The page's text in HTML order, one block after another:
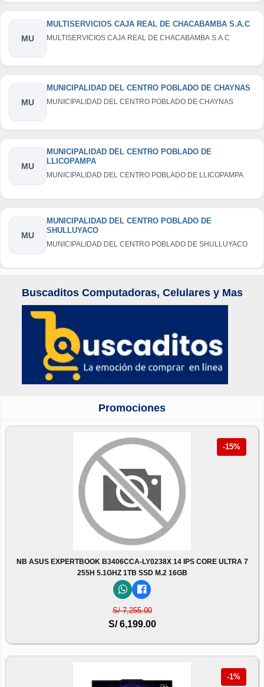
MU
MULTISERVICIOS CAJA REAL DE CHACABAMBA S.A.C
MULTISERVICIOS CAJA REAL DE CHACABAMBA S.A.C
MU
MUNICIPALIDAD DEL CENTRO POBLADO DE CHAYNAS
MUNICIPALIDAD DEL CENTRO POBLADO DE CHAYNAS
MU
MUNICIPALIDAD DEL CENTRO POBLADO DE
LLICOPAMPA
MUNICIPALIDAD DEL CENTRO POBLADO DE LLICOPAMPA
MU
MUNICIPALIDAD DEL CENTRO POBLADO DE
SHULLUYACO
MUNICIPALIDAD DEL CENTRO POBLADO DE SHULLUYACO
Buscaditos Computadoras, Celulares y Mas
Promociones
-15%
NB ASUS EXPERTBOOK B3406CCA-LY0238X 14 IPS CORE ULTRA 7
255H 5.1GHZ 1TB SSD M.2 16GB
S/ 7,255.00
S/ 6,199.00
-1%